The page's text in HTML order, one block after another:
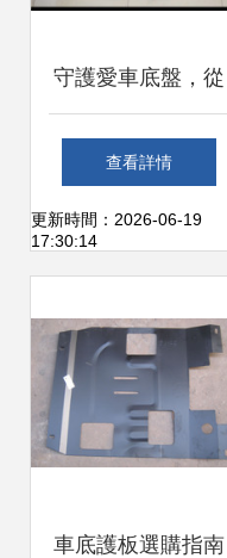
守護愛車底盤，從
一塊防護板開始
—— 御卡寶雪佛蘭
評測
查看詳情
更新時間：2026-06-19
17:30:14
車底護板選購指南